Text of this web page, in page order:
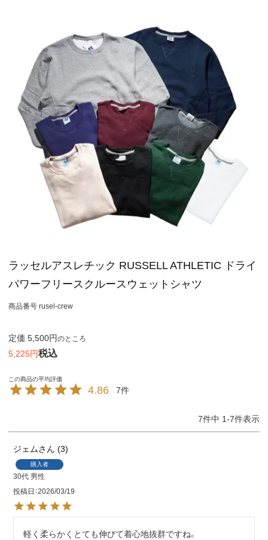
ラッセルアスレチック RUSSELL ATHLETIC ドライ
パワーフリースクルースウェットシャツ
商品番号 rusel-crew
定価 5,500 のところ
5,225 税込
4.86 7
7件中 1-7件表示
ジェム 3
購入者
30代 男性
投稿日 2026/03/19
軽く柔らかくとても伸びて着心地抜群ですね。